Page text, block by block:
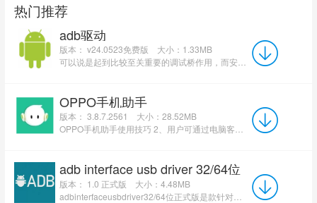
热门推荐
adb驱动
版本： v24.0523免费版
大小：1.33MB
OPPO手机助手
版本： 3.8.7.2561
大小：28.52MB
OPPO手机助手使用技巧 2、用户可通过电脑客户端软件对手机中的垃圾进行清理 OPPO手机助手软...
adb interface usb driver 32/64位
版本： 1.0 正式版
大小：4.48MB
adbinterfaceusbdriver32/64位正式版是款针对安卓手机打造的通用驱动程序。adbinterfaceusbdriver...